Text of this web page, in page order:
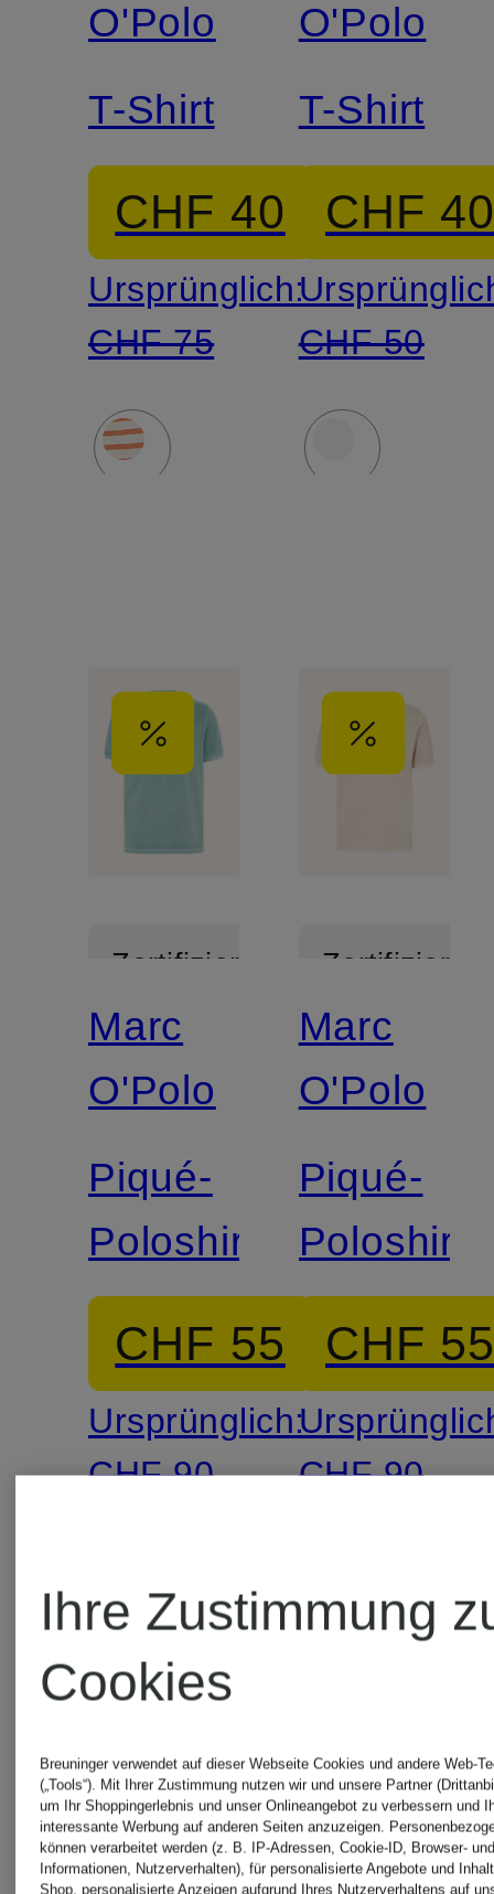
O'Polo
T-Shirt
CHF 40
Ursprünglich:
CHF 75
O'Polo
T-Shirt
CHF
CHF 50
Zertifiziert
Marc
O'Polo
Piqué-
Poloshirt
CHF 55
Ursprünglich:
CHF 90
Zertifiziert
Marc
O'Polo
Piqué-
Poloshirt
CHF
CHF 90
Ihre Zustimmung
Cookies
Breuninger verwendet auf dieser Webseite Cookies und andere Web-
(„Tools“). Mit Ihrer Zustimmung nutzen wir und unsere Partner
um Ihr Shoppingerlebnis und unser Onlineangebot zu verbessern und
interessante Werbung auf anderen Seiten anzuzeigen.
können verarbeitet werden (z. B. IP-Adressen, Cookie-ID, Browser-
Informationen, Nutzerverhalten), für personalisierte Angebote und
Shop, personalisierte Anzeigen aufgrund Ihres Nutzerverhaltens auf